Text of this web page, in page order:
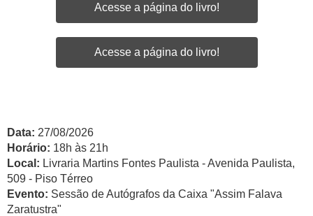
Acesse a página do livro!
Acesse a página do livro!
Data: 27/08/2026
Horário: 18h às 21h
Local: Livraria Martins Fontes Paulista - Avenida Paulista,
509 - Piso Térreo
Evento: Sessão de Autógrafos da Caixa "Assim Falava
Zaratustra"